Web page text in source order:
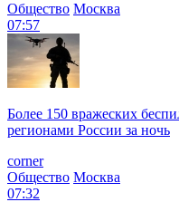
Общество Москва
07:57
Более 150 вражеских
регионами России за ночь
corner
Общество Москва
07:32